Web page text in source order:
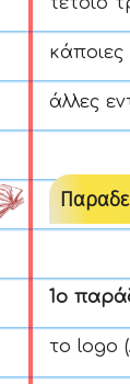
άλλες
1ο
το logo